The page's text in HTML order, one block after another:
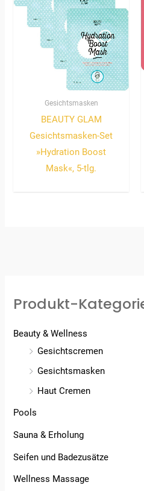
Gesichtsmasken
BEAUTY GLAM
Gesichtsmasken-Set
»Hydration Boost
Mask«, 5-tlg.
Produkt-
Beauty & Wellness
Gesichtscremen
Gesichtsmasken
Haut Cremen
Pools
Sauna & Erholung
Seifen und Badezusätze
Wellness Massage